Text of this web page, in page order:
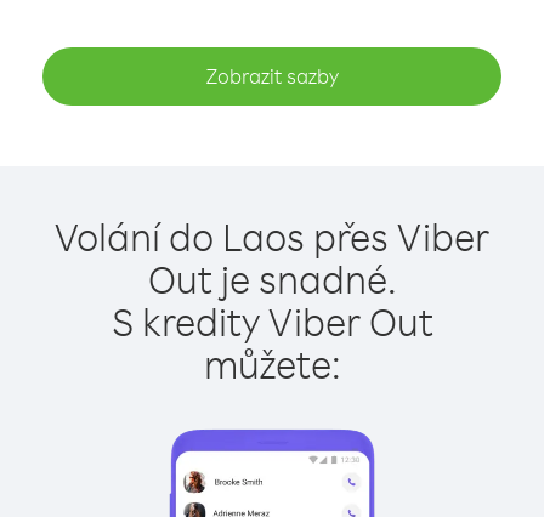
Zobrazit sazby
Volání do Laos přes Viber
Out je snadné.
S kredity Viber Out
můžete: